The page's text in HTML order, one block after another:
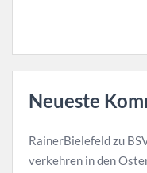
Neueste
RainerBielefeldzu
verkehren in den